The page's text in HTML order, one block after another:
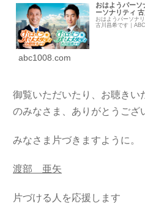
おはようパー
ーソナリティ
おはようパーソナ
古川昌希です｜
abc1008.com
御覧いただいたり、お聴きい
のみなさま、ありがとうござ
みなさま片づきますように。
渡部 亜矢
片づける人を応援します